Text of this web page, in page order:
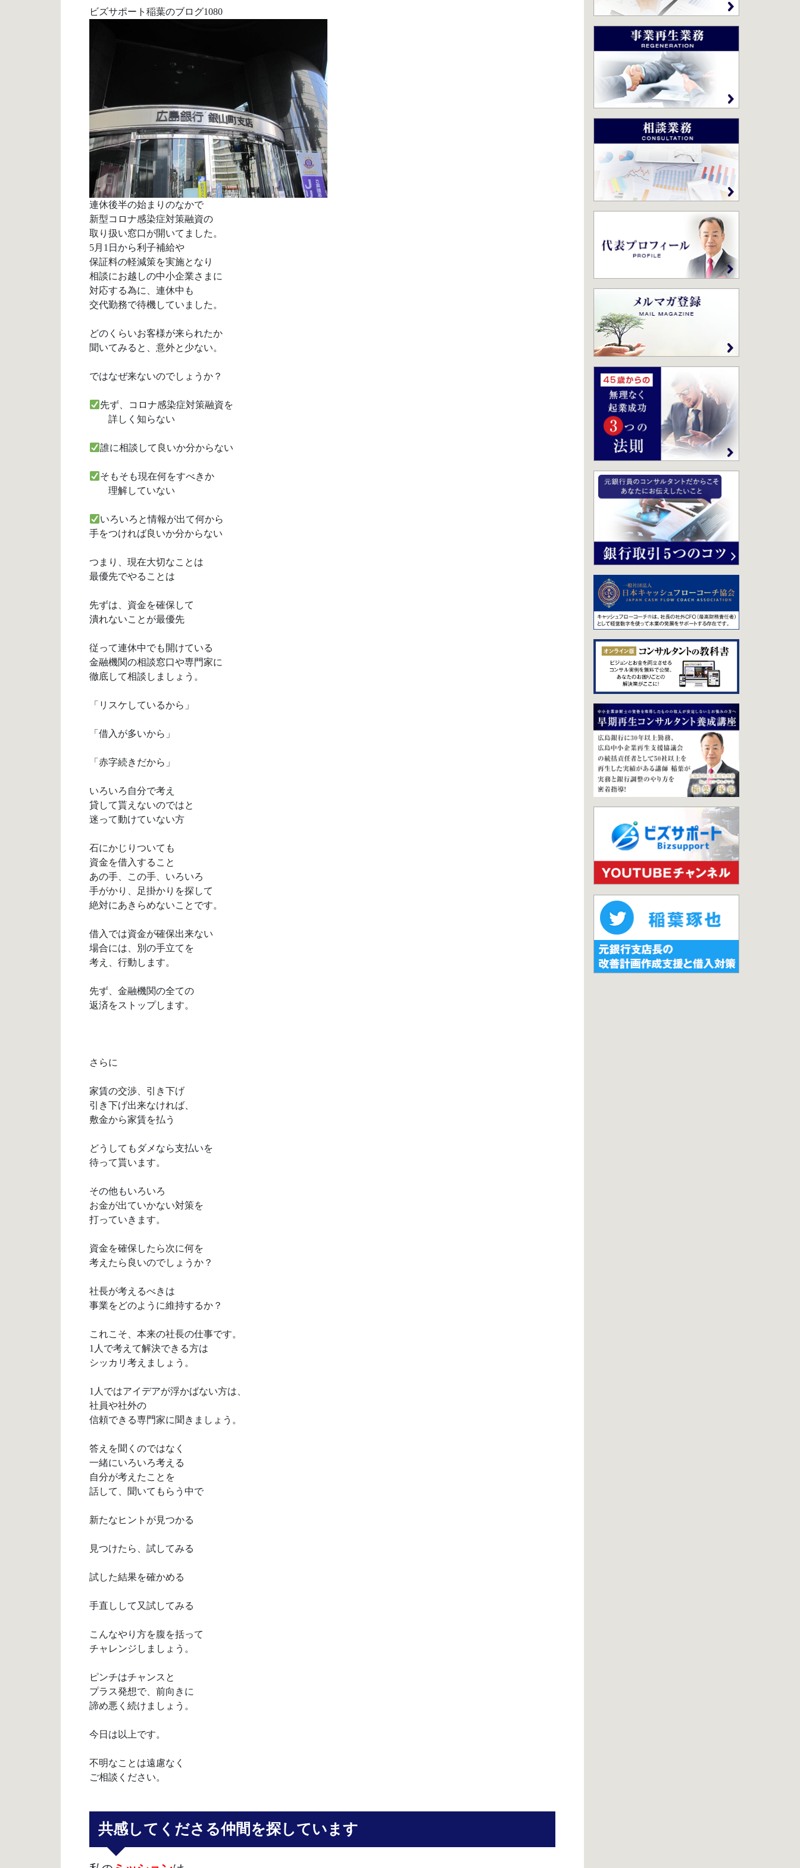
ビズサポート稲葉のブログ1080
連休後半の始まりのなかで
新型コロナ感染症対策融資の
取り扱い窓口が開いてました。
5月1日から利子補給や
保証料の軽減策を実施となり
相談にお越しの中小企業さまに
対応する為に、連休中も
交代勤務で待機していました。
どのくらいお客様が来られたか
聞いてみると、意外と少ない。
ではなぜ来ないのでしょうか？
先ず、コロナ感染症対策融資を
詳しく知らない
誰に相談して良いか分からない
そもそも現在何をすべきか
理解していない
いろいろと情報が出て何から
手をつければ良いか分からない
つまり、現在大切なことは
最優先でやることは
先ずは、資金を確保して
潰れないことが最優先
従って連休中でも開けている
金融機関の相談窓口や専門家に
徹底して相談しましょう。
「リスケしているから」
「借入が多いから」
「赤字続きだから」
いろいろ自分で考え
貸して貰えないのではと
迷って動けていない方
石にかじりついても
資金を借入すること
あの手、この手、いろいろ
手がかり、足掛かりを探して
絶対にあきらめないことです。
借入では資金が確保出来ない
場合には、別の手立てを
考え、行動します。
先ず、金融機関の全ての
返済をストップします。
さらに
家賃の交渉、引き下げ
引き下げ出来なければ、
敷金から家賃を払う
どうしてもダメなら支払いを
待って貰います。
その他もいろいろ
お金が出ていかない対策を
打っていきます。
資金を確保したら次に何を
考えたら良いのでしょうか？
社長が考えるべきは
事業をどのように維持するか？
これこそ、本来の社長の仕事です。
1人で考えて解決できる方は
シッカリ考えましょう。
1人ではアイデアが浮かばない方は、
社員や社外の
信頼できる専門家に聞きましょう。
答えを聞くのではなく
一緒にいろいろ考える
自分が考えたことを
話して、聞いてもらう中で
新たなヒントが見つかる
見つけたら、試してみる
試した結果を確かめる
手直しして又試してみる
こんなやり方を腹を括って
チャレンジしましょう。
ピンチはチャンスと
プラス発想で、前向きに
諦め悪く続けましょう。
今日は以上です。
不明なことは遠慮なく
ご相談ください。
共感してくださる仲間を探しています